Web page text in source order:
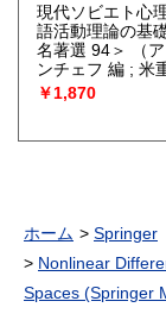
現代ソビエト心
語活動理論の基
名著選 94＞
（
ンチェフ 編 ; 米
訳）
￥1,870
ホーム
Springer
Nonlinear
Spaces (Springer